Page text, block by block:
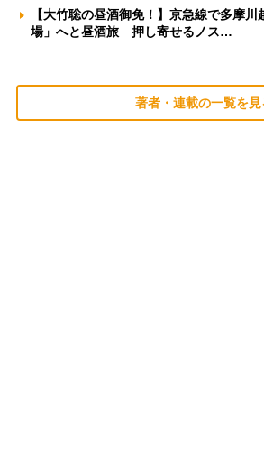
【大竹聡の昼酒御免！】京急線で多摩
場」へと昼酒旅 押し寄せるノス…
著者・連載の一覧を見